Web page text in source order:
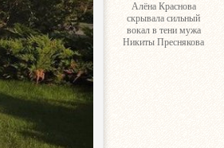
Алёна Краснова
скрывала сильный
вокал в тени мужа
Никиты Преснякова